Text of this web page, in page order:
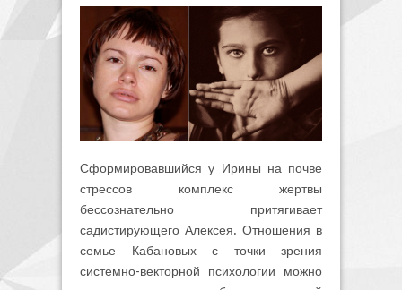
Сформировавшийся у Ирины на почве
стрессов комплекс жертвы
бессознательно притягивает
садистирующего Алексея. Отношения в
семье Кабановых с точки зрения
системно-векторной психологии можно